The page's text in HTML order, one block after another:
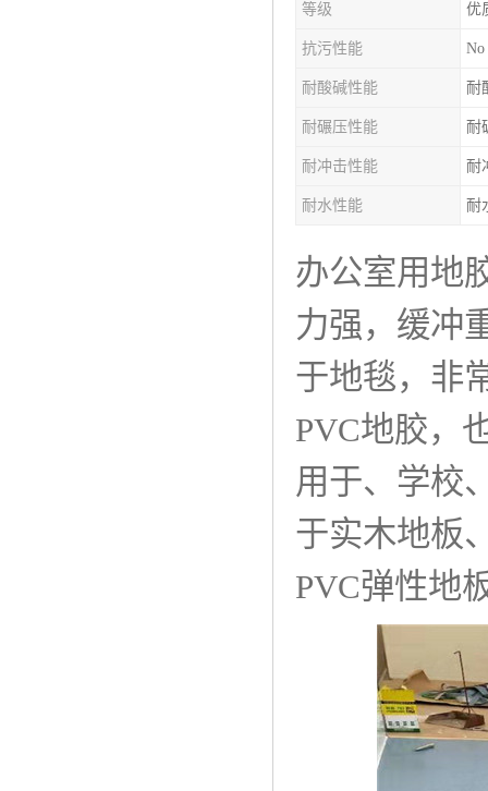
等级 优
抗污性能 No
耐酸碱性能 耐
耐碾压性能 耐
耐冲击性能 耐
耐水性能 耐
办公室用地
力强，缓冲
于地毯，非
PVC地胶，
用于、学校
于实木地板
PVC弹性地